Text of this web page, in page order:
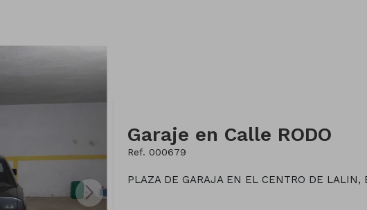
Garaje en Calle RODO
Ref. 000679
PLAZA DE GARAJA EN EL CENTRO DE LALIN,